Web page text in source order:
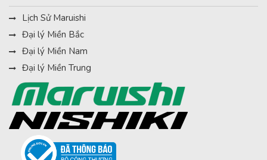
Lịch Sử Maruishi
Đại lý Miền Bắc
Đại lý Miền Nam
Đại lý Miền Trung